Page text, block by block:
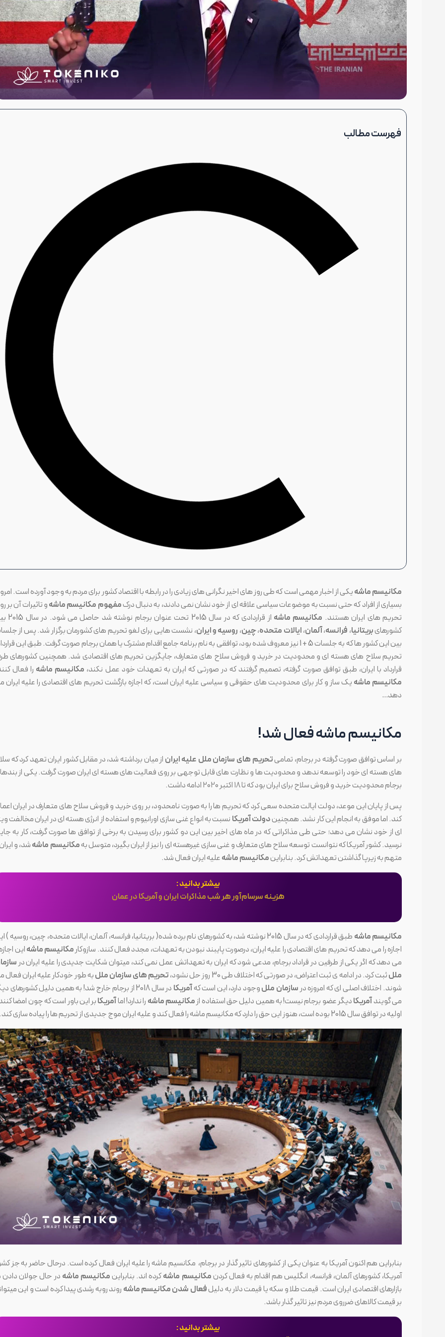
فهرست مطالب
مکانیسم ماشهیکی از اخبار مهمی است که طی روز های اخیر نگرانی های زیادی را در رابطه با اقتصاد کشور برای مردم به وجود آورده است.
بسیاری از افراد که حتی نسبت به موضوعات سیاسی علاقه ای از خود نشان نمی دادند، به دنبال درکمفهوم مکانیسم ماشهو تاثیرات آن بر
تحریم های ایران هستند. مکانیسم ماشه
از قراردادی که در سال
کشورهایبریتانیا، فرانسه،آلمان،ایالات متحده،چین، روسیه و ایران، نشست هایی برای لغو تحریم های کشورمان برگزار شد. پس از
بین این کشور ها که به جلسات 5 + 1 نیز معروف شده بود، توافقی به نام برنامه جامع اقدام مشترک یا همان برجام صورت گرفت. طبق این
تحریم سلاح های هسته ای و محدودیت در خرید و فروش سلاح های متعارف، جایگزین تحریم های اقتصادی شد. همچنین کشورهای
قرارداد با ایران، طبق توافق صورت گرفته، تصمیم گرفتند که در صورتی که ایران به تعهدات خود عمل نکند، مکانیسم ماشه را فعال
مکانیسم ماشه یک ساز و کار برای محدودیت های حقوقی و سیاسی علیه ایران است، که اجازه بازگشت تحریم های اقتصادی را علیه ایران
دهد…
مکانیسم ماشه فعال شد!
بر اساس توافق صورت گرفته در برجام، تمامیتحریم های سازمان ملل علیه ایران از میان برداشته شد، در مقابل کشور ایران تعهد کرد که
های هسته ای خود را توسعه ندهد و محدودیت ها و نظارت های قابل توجهی بر روی فعالیت های هسته ای ایران صورت گرفت. یکی از
برجام محدودیت خرید و فروش سلاح برای ایران بود که تا ۱۸ اکتبر ۲۰۲۰ ادامه داشت.
پس از پایان این موعد، دولت ایالت متحده سعی کرد که تحریم ها را به صورت نامحدود، بر روی خرید و فروش سلاح های متعارف درایران
کند. اما موفق به انجام این کار نشد. همچنیندولت آمریکا نسبت به انواع غنی سازی اورانیوم و استفاده از انرژی هسته ای در ایران مخالفت
ای از خود نشان می دهد؛ حتی طی مذاکراتی که در ماه های اخیر بین این دو کشور برای رسیدن به برخی از توافق ها صورت گرفت، کار به
نرسید. کشور آمریکا که نتوانست توسعه سلاح های متعارف و غنی سازی غیرهسته ای را نیز از ایران بگیرد، متوسل بهمکانیسم ماشهشد، و
متهم به زیرپا گذاشتن تعهداتش کرد. بنابراینمکانیسم ماشهعلیه ایران فعال شد.
بیشتر بدانید :
هزینه سرسام‌آور هر شب مذاکرات ایران و آمریکا در عمان
مکانیسم ماشه
طبق قراردادی که در سال 2015 نوشته شد، به کشورهای نام برده شده( بریتانیا، فرانسه، آلمان، ایالات متحده، چین، روسیه )
اجازه را می دهد که تحریم های اقتصادی را علیه ایران، درصورت پایبند نبودن به تعهدات، مجدد فعال کنند. سازوکارمکانیسم ماشهاین
می دهد که اگر یکی از طرفین در قراداد برجام، مدعی شود که ایران به تعهداتش عمل نمی کند، میتوان شکایت جدیدی را علیه ایران در
مللثبت کرد. در ادامه ی ثبت اعتراض، در صورتی که اختلاف طی 30 روز حل نشود، تحریم های سازمان مللبه طور خودکار علیه ایران فعال
شوند. اختلاف اصلی ای که امروزه درسازمان مللوجود دارد، این است کهآمریکا
در سال 2018 از برجام خارج شد! به همین دلیل کشورهای
می گویندآمریکادیگر عضو برجام نیست! به همین دلیل حق استفاده ازمکانیسم ماشه را ندارد! اماآمریکابر این باور است که چون امضا
اولیه در توافق سال 2015 بوده است، هنوز این حق را دارد که مکانیسم ماشه را فعال کند و علیه ایران موج جدیدی از تحریم ها را پیاده سازی کند.
بنابراین هم اکنون آمریکا به عنوان یکی از کشورهای تاثیر گذار در برجام، مکانسیم ماشه را علیه ایران فعال کرده است. درحال حاضر به جز
آمریکا، کشورهای آلمان، فرانسه، انگلیس هم اقدام به فعال کردنمکانیسم ماشهکرده اند. بنابراینمکانیسم ماشه در حال جولان دادن
بازارهای اقتصادی ایران است. قیمت طلا و سکه یا قیمت دلار به دلیلفعال شدن مکانیسم ماشه روند روبه رشدی پیدا کرده است و این
بر قیمت کالاهای ضرروی مردم نیز تاثیر گذار باشد.
بیشتر بدانید :